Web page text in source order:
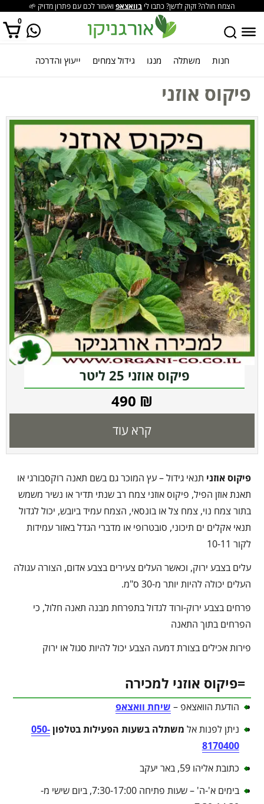
הצמח חולה? זקוק לדשן? כתבו לי בוואצאפ ואעזור לכם עם פתרון מדויק 🌱
0
אין מוצרים בסל הקניות. חנות משתלה מנגו גידול צמחים ייעוץ והדרכה
פיקוס אוזני
פיקוס אוזני 25 ליטר
490 ₪
קרא עוד
פיקוס אוזני תנאי גידול – עץ המוכר גם בשם תאנה רוקסבורגי או
תאנת אוזן הפיל, פיקוס אוזני צמח רב שנתי תדיר או נשיר משמש
בתור צמח נוי, צמח צל או בונסאי, הצמח עמיד ביובש, יכול לגדול
תנאי אקלים ים תיכוני, סובטרופי או מדברי הגדל באזור עמידות
לקור 10-11
עלים בצבע ירוק, וכאשר העלים צעירים בצבע אדום, הצורה עגולה
העלים יכולה להיות יותר מ-30 ס"מ.
פרחים בצבע ירוק-ורוד לגדול בתפרחת מבנה תאנה חלול, כי
הפרחים בתוך התאנה
פירות אכילים בצורת דמעה הצבע יכול להיות סגול או ירוק
=פיקוס אוזני למכירה
הודעת הוואצאפ – שיחת וואצאפ
ניתן לפנות אל משתלה בשעות הפעילות בטלפון050-
8170400
כתובת אליהו 59, באר יעקב
בימים א'-ה' – שעות פתיחה 7:30-17:00, ביום שישי מ-